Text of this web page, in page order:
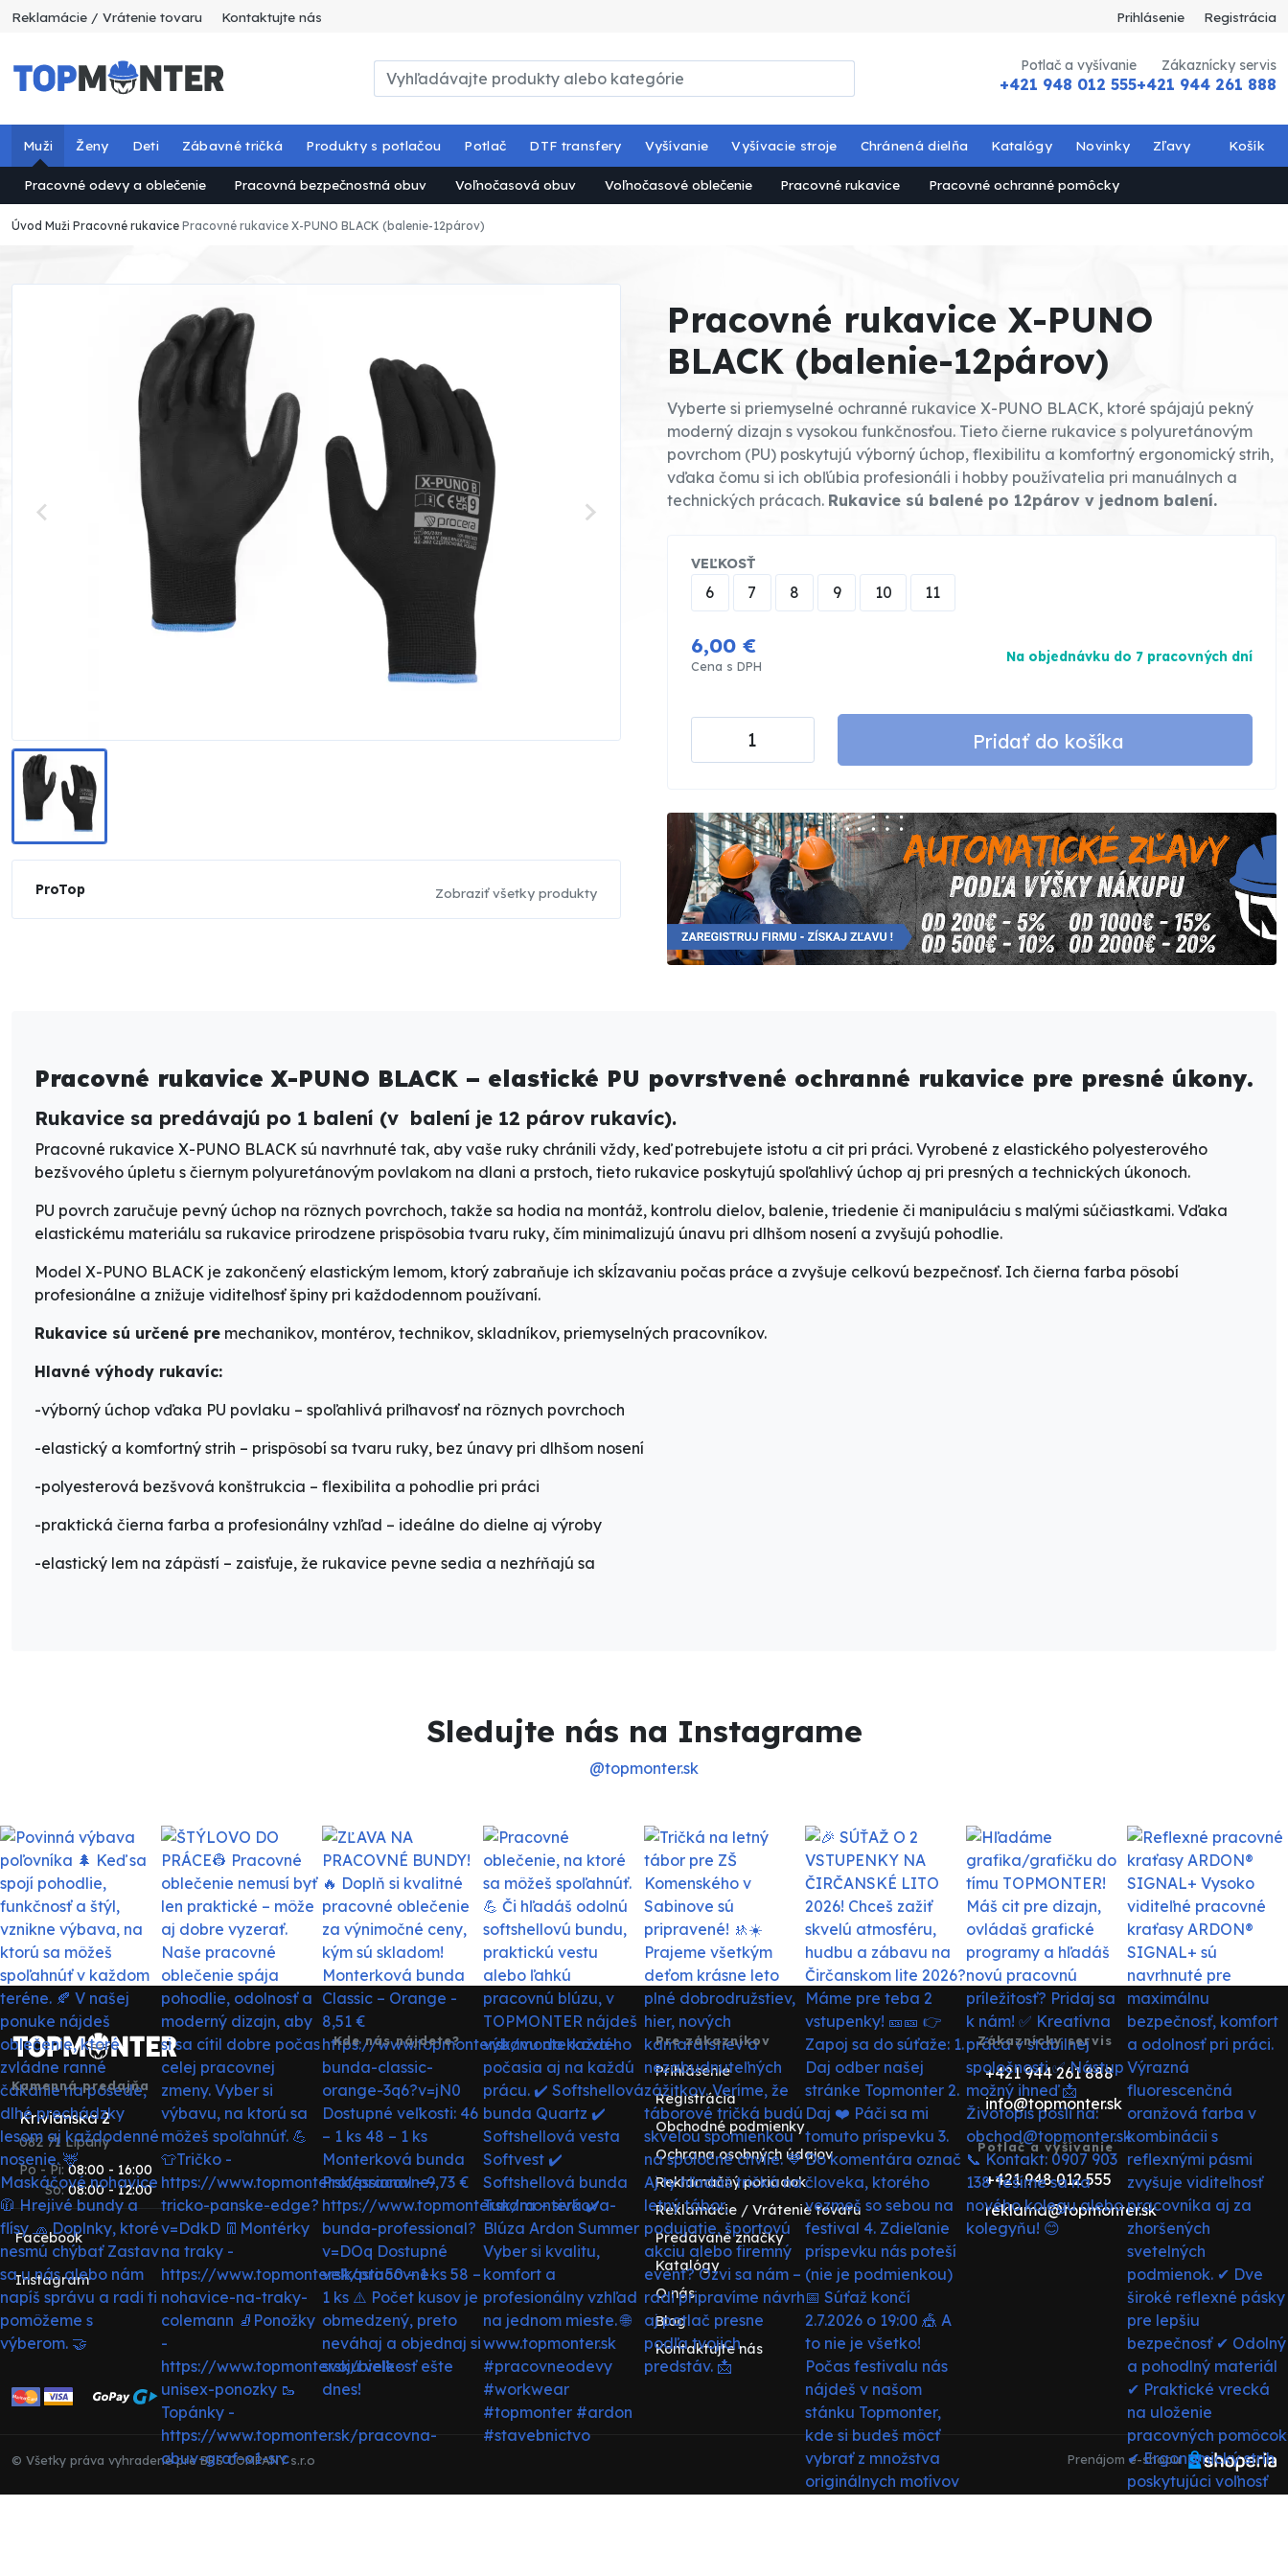
Reklamácie / Vrátenie tovaru Kontaktujte nás Prihlásenie Registrácia
Potlač a vyšívanie
+421 948 012 555
Zákaznícky servis
+421 944 261 888
Muži
Pracovné odevy a oblečenie Pracovná bezpečnostná obuv Voľnočasová obuv Voľnočasové oblečenie Pracovné rukavice Pracovné ochranné pomôcky
Ženy Deti Zábavné tričká Produkty s potlačou Potlač DTF transfery Vyšívanie Vyšívacie stroje Chránená dielňa Katalógy Novinky Zľavy Košík
Úvod Muži Pracovné rukavice Pracovné rukavice X-PUNO BLACK (balenie-12párov)
ProTop Zobraziť všetky produkty
Pracovné rukavice X-PUNO
BLACK (balenie-12párov)
Vyberte si priemyselné ochranné rukavice X-PUNO BLACK, ktoré spájajú pekný
moderný dizajn s vysokou funkčnosťou. Tieto čierne rukavice s polyuretánovým
povrchom (PU) poskytujú výborný úchop, flexibilitu a komfortný ergonomický strih,
vďaka čomu si ich obľúbia profesionáli i hobby používatelia pri manuálnych a
technických prácach. Rukavice sú balené po 12párov v jednom balení.
VEĽKOSŤ
6 7 8 9 10 11
6,00 €
Cena s DPH
Na objednávku do 7 pracovných dní
Pridať do košíka
Pracovné rukavice X-PUNO BLACK – elastické PU povrstvené ochranné rukavice pre presné úkony.
Rukavice sa predávajú po 1 balení (v balení je 12 párov rukavíc).
Pracovné rukavice X-PUNO BLACK sú navrhnuté tak, aby vaše ruky chránili vždy, keď potrebujete istotu a cit pri práci. Vyrobené z elastického polyesterového
bezšvového úpletu s čiernym polyuretánovým povlakom na dlani a prstoch, tieto rukavice poskytujú spoľahlivý úchop aj pri presných a technických úkonoch.
PU povrch zaručuje pevný úchop na rôznych povrchoch, takže sa hodia na montáž, kontrolu dielov, balenie, triedenie či manipuláciu s malými súčiastkami. Vďaka
elastickému materiálu sa rukavice prirodzene prispôsobia tvaru ruky, čím minimalizujú únavu pri dlhšom nosení a zvyšujú pohodlie.
Model X-PUNO BLACK je zakončený elastickým lemom, ktorý zabraňuje ich skĺzavaniu počas práce a zvyšuje celkovú bezpečnosť. Ich čierna farba pôsobí
profesionálne a znižuje viditeľnosť špiny pri každodennom používaní.
Rukavice sú určené pre mechanikov, montérov, technikov, skladníkov, priemyselných pracovníkov.
Hlavné výhody rukavíc:
-výborný úchop vďaka PU povlaku – spoľahlivá priľnavosť na rôznych povrchoch
-elastický a komfortný strih – prispôsobí sa tvaru ruky, bez únavy pri dlhšom nosení
-polyesterová bezšvová konštrukcia – flexibilita a pohodlie pri práci
-praktická čierna farba a profesionálny vzhľad – ideálne do dielne aj výroby
-elastický lem na zápästí – zaisťuje, že rukavice pevne sedia a nezhŕňajú sa
Sledujte nás na Instagrame
@topmonter.sk
Kamenná predajňa
Krivianska 2
082 71 Lipany
Po - Pi:
So:
08:00 - 16:00
08:00 - 12:00
Facebook
Instagram
Kde nás nájdete? Pre zákazníkov
Prihlásenie
Registrácia
Obchodné podmienky
Ochrana osobných údajov
Reklamačný poriadok
Reklamácie / Vrátenie tovaru
Predávané značky
Katalógy
O nás
Blog
Kontaktujte nás
Zákaznícky servis
+421 944 261 888
info@topmonter.sk
Potlač a vyšívanie
+421 948 012 555
reklama@topmonter.sk
© Všetky práva vyhradené pre BRS COMPANY s.r.o Prenájom e-shopu